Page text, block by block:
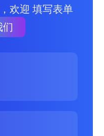
欢迎 填写表单